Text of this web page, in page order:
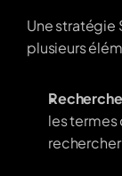
Une stratégie
plusieurs
les